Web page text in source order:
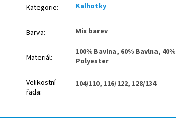
Kategorie: Kalhotky
Barva: Mix barev
Materiál:
100% Bavlna, 60% Bavlna, 40%
Polyester
Velikostní
řada:
104/110, 116/122, 128/134